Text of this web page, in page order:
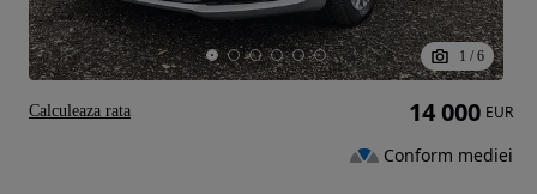
1 / 6
14 000 EUR
Conform mediei
Calculeaza rata